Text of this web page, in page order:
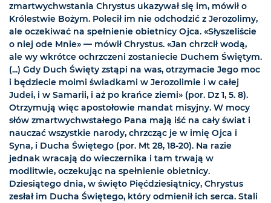
zmartwychwstania Chrystus ukazywał się im, mówił o
Królestwie Bożym. Polecił im nie odchodzić z Jerozolimy,
ale oczekiwać na spełnienie obietnicy Ojca. «Słyszeliście
o niej ode Mnie» — mówił Chrystus. «Jan chrzcił wodą,
ale wy wkrótce ochrzczeni zostaniecie Duchem Świętym.
(...) Gdy Duch Święty zstąpi na was, otrzymacie Jego moc
i będziecie moimi świadkami w Jerozolimie i w całej
Judei, i w Samarii, i aż po krańce ziemi» (por. Dz 1, 5. 8).
Otrzymują więc apostołowie mandat misyjny. W mocy
słów zmartwychwstałego Pana mają iść na cały świat i
nauczać wszystkie narody, chrzcząc je w imię Ojca i
Syna, i Ducha Świętego (por. Mt 28, 18-20). Na razie
jednak wracają do wieczernika i tam trwają w
modlitwie, oczekując na spełnienie obietnicy.
Dziesiątego dnia, w święto Pięćdziesiątnicy, Chrystus
zesłał im Ducha Świętego, który odmienił ich serca. Stali